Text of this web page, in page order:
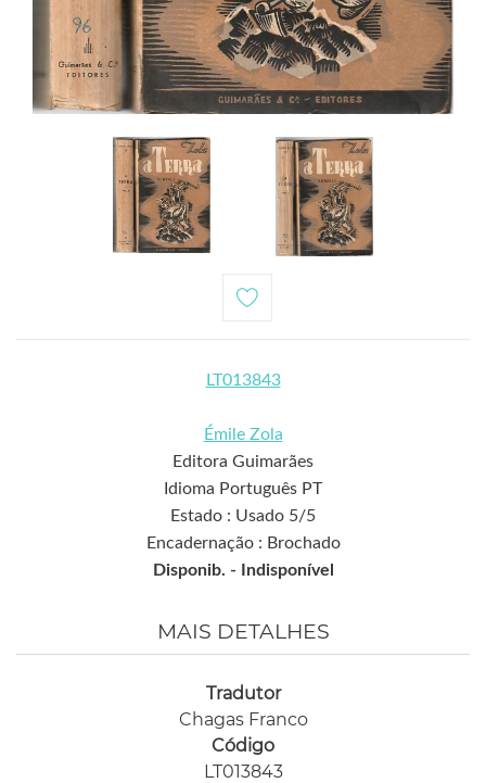
LT013843
Émile Zola
Editora Guimarães
Idioma Português PT
Estado : Usado 5/5
Encadernação : Brochado
Disponib. -
Indisponível
MAIS DETALHES
Tradutor
Chagas Franco
Código
LT013843